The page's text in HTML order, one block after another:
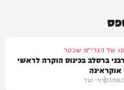
של הגרי"מ שכטר
ברסלב בכינוס הוקרה לראשי
07/08/דודי סגל